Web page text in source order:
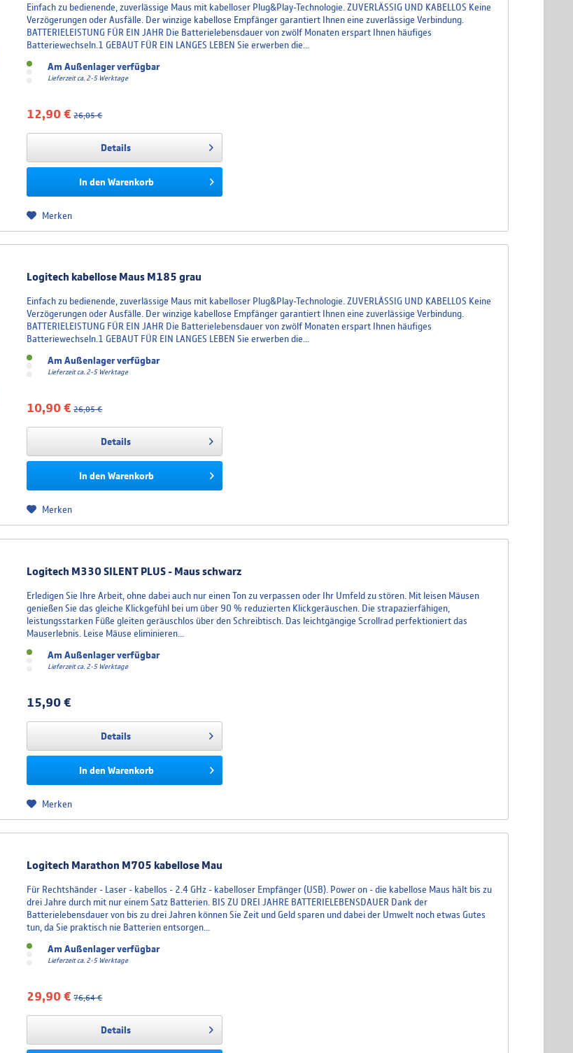
Einfach zu bedienende, zuverlässige Maus mit kabelloser Plug&Play-Technologie. ZUVERLÄSSIG UND KABELLOS Keine
Verzögerungen oder Ausfälle. Der winzige kabellose Empfänger garantiert Ihnen eine zuverlässige Verbindung.
BATTERIELEISTUNG FÜR EIN JAHR Die Batterielebensdauer von zwölf Monaten erspart Ihnen häufiges
Batteriewechseln.1 GEBAUT FÜR EIN LANGES LEBEN Sie erwerben die...
Am Außenlager verfügbar
Lieferzeit ca. 2-5 Werktage
12,90 € 26,05 €
Details
In den Warenkorb
Merken
Logitech kabellose Maus M185 grau
Einfach zu bedienende, zuverlässige Maus mit kabelloser Plug&Play-Technologie. ZUVERLÄSSIG UND KABELLOS Keine
Verzögerungen oder Ausfälle. Der winzige kabellose Empfänger garantiert Ihnen eine zuverlässige Verbindung.
BATTERIELEISTUNG FÜR EIN JAHR Die Batterielebensdauer von zwölf Monaten erspart Ihnen häufiges
Batteriewechseln.1 GEBAUT FÜR EIN LANGES LEBEN Sie erwerben die...
Am Außenlager verfügbar
Lieferzeit ca. 2-5 Werktage
10,90 € 26,05 €
Details
In den Warenkorb
Merken
Logitech M330 SILENT PLUS - Maus schwarz
Erledigen Sie Ihre Arbeit, ohne dabei auch nur einen Ton zu verpassen oder Ihr Umfeld zu stören. Mit leisen Mäusen
genießen Sie das gleiche Klickgefühl bei um über 90 % reduzierten Klickgeräuschen. Die strapazierfähigen,
leistungsstarken Füße gleiten geräuschlos über den Schreibtisch. Das leichtgängige Scrollrad perfektioniert das
Mauserlebnis. Leise Mäuse eliminieren...
Am Außenlager verfügbar
Lieferzeit ca. 2-5 Werktage
15,90 €
Details
In den Warenkorb
Merken
Logitech Marathon M705 kabellose Mau
Für Rechtshänder - Laser - kabellos - 2.4 GHz - kabelloser Empfänger (USB). Power on - die kabellose Maus hält bis zu
drei Jahre durch mit nur einem Satz Batterien. BIS ZU DREI JAHRE BATTERIE­LEBENSDAUER Dank der
Batterielebensdauer von bis zu drei Jahren können Sie Zeit und Geld sparen und dabei der Umwelt noch etwas Gutes
tun, da Sie praktisch nie Batterien entsorgen...
Am Außenlager verfügbar
Lieferzeit ca. 2-5 Werktage
29,90 € 76,64 €
Details